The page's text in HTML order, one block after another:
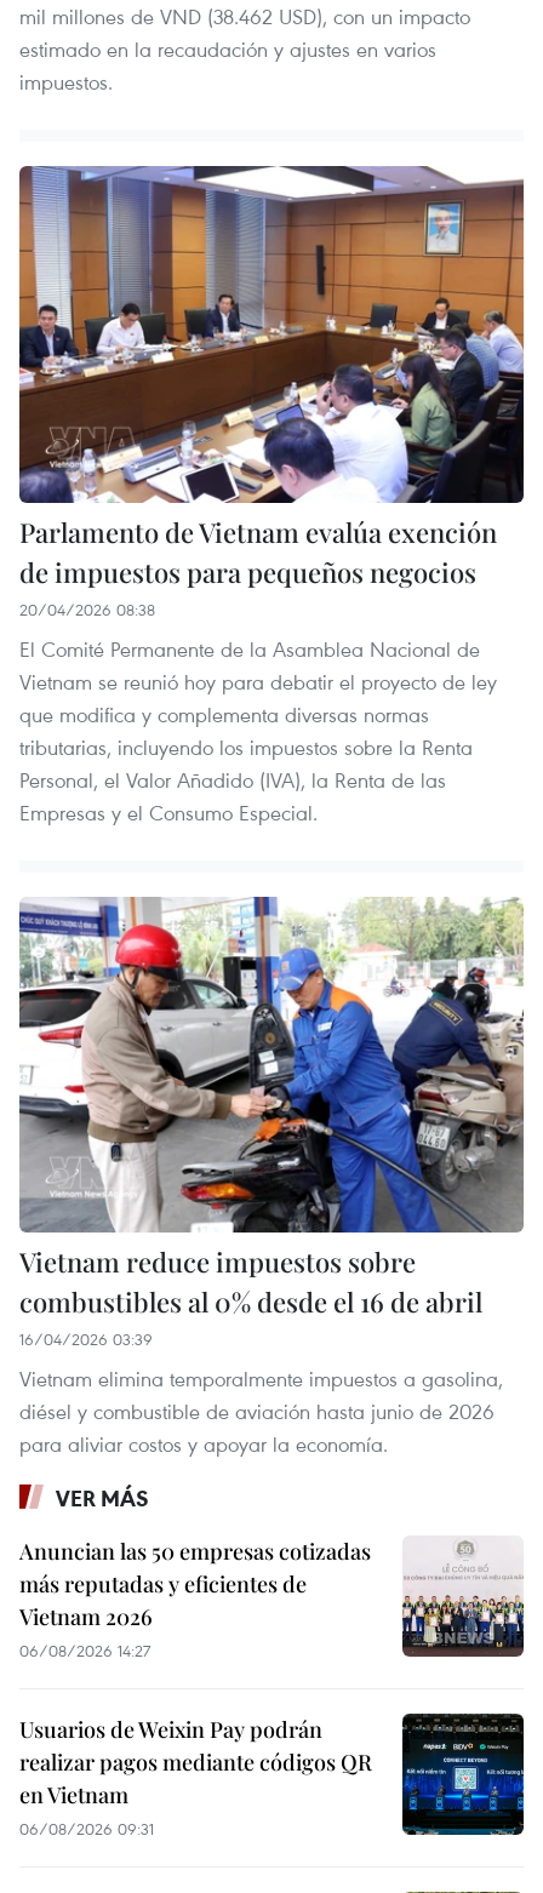
mil millones de VND (38.462 USD), con un impacto
estimado en la recaudación y ajustes en varios
impuestos.
Parlamento de Vietnam evalúa exención
de impuestos para pequeños negocios
20/04/2026 08:38
El Comité Permanente de la Asamblea Nacional de
Vietnam se reunió hoy para debatir el proyecto de ley
que modifica y complementa diversas normas
tributarias, incluyendo los impuestos sobre la Renta
Personal, el Valor Añadido (IVA), la Renta de las
Empresas y el Consumo Especial.
Vietnam reduce impuestos sobre
combustibles al 0% desde el 16 de abril
16/04/2026 03:39
Vietnam elimina temporalmente impuestos a gasolina,
diésel y combustible de aviación hasta junio de 2026
para aliviar costos y apoyar la economía.
VER MÁS
Anuncian las 50 empresas cotizadas
más reputadas y eficientes de
Vietnam 2026
06/08/2026 14:27
Usuarios de Weixin Pay podrán
realizar pagos mediante códigos QR
en Vietnam
06/08/2026 09:31